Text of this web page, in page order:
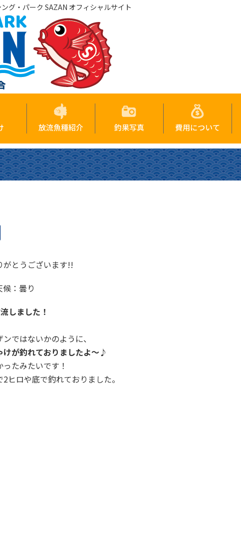
グ・パーク SAZAN オフィシャルサイト
放流魚種紹介 釣果写真 費用について
がとうございます!!
：曇り
しました！
ではないかのように、
けが釣れておりましたよ～♪
たみたいです！
ヒロや底で釣れておりました。